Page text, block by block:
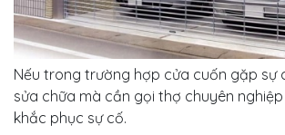
Nếu trong trường hợp cửa cuốn gặp sự
sửa chữa mà cần gọi thợ chuyên
khắc phục sự cố.